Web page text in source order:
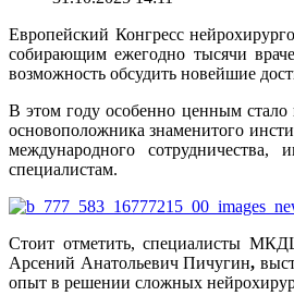
Европейский Конгресс
собирающим ежегодно тысячи
возможность обсудить новейшие
В этом году особенно ценным стало
основоположника знаменитого
международного
специалистам.
Стоит отметить, специалисты
Арсений Анатольевич Пичугин,
опыт в решении сложных